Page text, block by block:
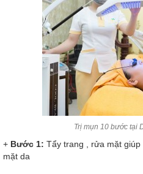
Trị mụn 10 bước tại
+ Bước 1: Tẩy trang , rửa mặt
mặt da